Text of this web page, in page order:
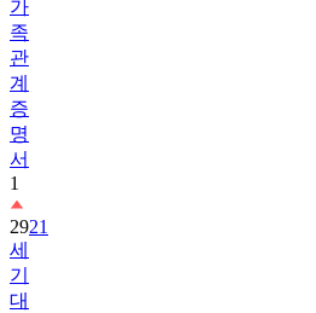
가
족
관
계
증
명
서
1
2921
세
기
대